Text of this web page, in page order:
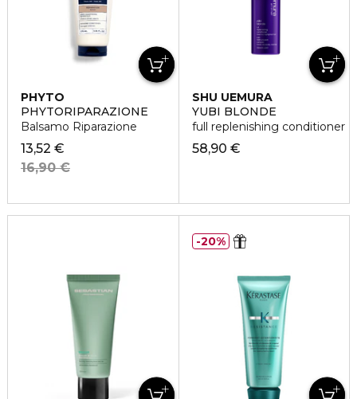
PHYTO
PHYTORIPARAZIONE
Balsamo Riparazione
13,52 €
16,90 €
SHU UEMURA
YUBI BLONDE
full replenishing conditioner
58,90 €
20%